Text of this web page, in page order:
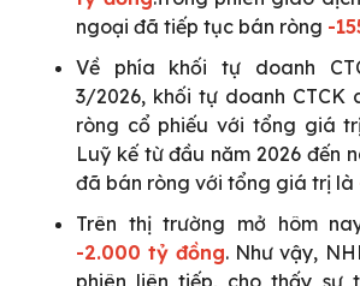
ngoại đã tiếp tục bán ròng -
Về phía khối tự doanh
3/2026, khối tự doanh CTCK
ròng cổ phiếu với tổng giá
Luỹ kế từ đầu năm 2026 đến
đã bán ròng với tổng giá trị là
Trên thị trường mở hôm
-2.000 tỷ đồng. Như vậy,